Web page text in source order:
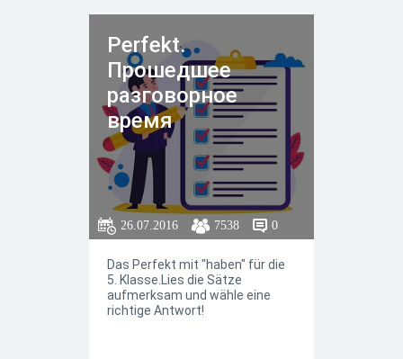
Perfekt.
Прошедшее
разговорное
время
26.07.2016 7538 0
Das Perfekt mit "haben" für die
5. Klasse.Lies die Sätze
aufmerksam und wähle eine
richtige Antwort!